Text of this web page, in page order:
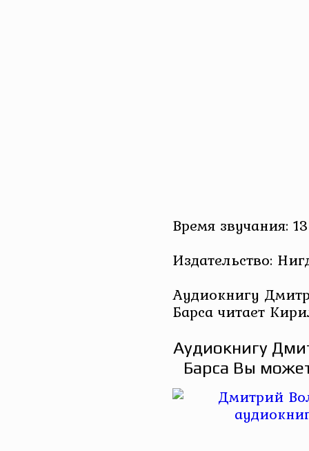
Время звучания:
Издательство:
Аудиокнигу
Барса читает
Аудиокнигу
Барса Вы